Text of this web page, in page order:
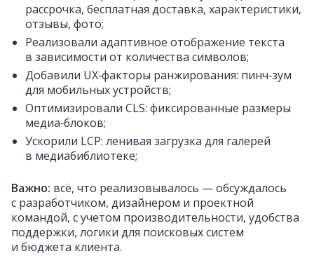
рассрочка, бесплатная доставка, характеристики,
отзывы, фото;
Реализовали адаптивное отображение текста
в зависимости от количества символов;
Добавили UX‑факторы ранжирования: пинч‑зум
для мобильных устройств;
Оптимизировали CLS: фиксированные размеры
медиа‑блоков;
Ускорили LCP: ленивая загрузка для галерей
в медиабиблиотеке;
Важно: всё, что реализовывалось — обсуждалось
с разработчиком, дизайнером и проектной
командой, с учетом производительности, удобства
поддержки, логики для поисковых систем
и бюджета клиента.